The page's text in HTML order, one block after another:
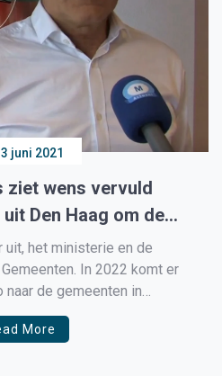
3 juni 2021
ziet wens vervuld
Den Haag om de
op te vangen
uit, het ministerie en de
In 2022 komt er
naar de gemeenten in
op de Wmo op te vangen,
op de al eerder
More